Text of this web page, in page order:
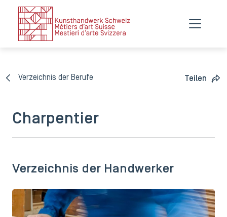
Verzeichnis der Berufe Teilen
Charpentier
Verzeichnis der Handwerker